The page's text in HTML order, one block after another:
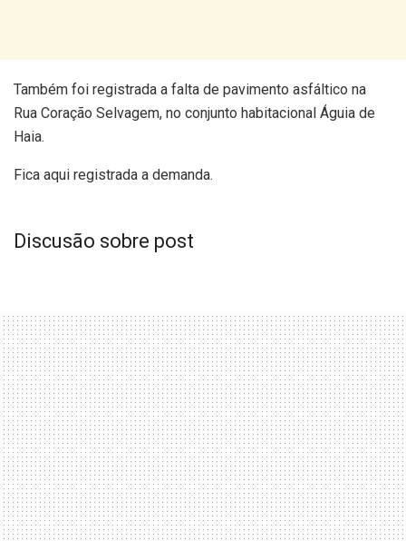
Também foi registrada a falta de pavimento asfáltico na
Rua Coração Selvagem, no conjunto habitacional Águia de
Haia.
Fica aqui registrada a demanda.
Discusão sobre post